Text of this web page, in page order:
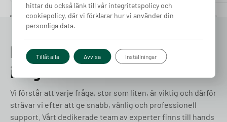
Prata med en expert redan
idag
Vi förstår att varje fråga, stor som liten, är viktig och därför
strävar vi efter att ge snabb, vänlig och professionell
support. Vårt dedikerade team av experter finns till hands
hittar du också länk till vår integritetspolicy och
cookiepolicy, där vi förklarar hur vi använder din
personliga data.
Tillåt alla Avvisa Inställningar